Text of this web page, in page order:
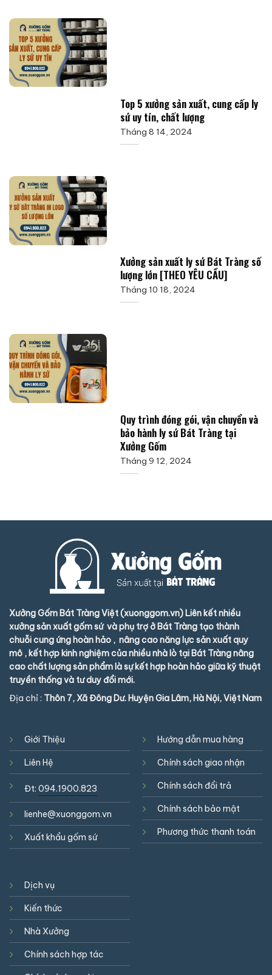
Top 5 xưởng sản xuất, cung cấp ly
sứ uy tín, chất lượng
Tháng 8 14, 2024
Xưởng sản xuất ly sứ Bát Tràng số
lượng lớn [THEO YÊU CẦU]
Tháng 10 18, 2024
Quy trình đóng gói, vận chuyển và
bảo hành ly sứ Bát Tràng tại
Xưởng Gốm
Tháng 9 12, 2024
Xưởng Gốm Bát Tràng Việt (xuonggom.vn) Liên kết nhiều
xưởng sản xuất gốm sứ và phụ trợ ở Bát Tràng tạo thành
chuỗi cung ứng hoàn hảo , nâng cao năng lực sản xuất quy
mô , kết hợp kinh nghiệm của nhiều nhà lò tại Bát Tràng nâng
cao chất lượng sản phẩm là sự kết hợp hoàn hảo giữa kỹ thuật
truyền thống và tư duy đổi mới.
Địa chỉ : Thôn 7, Xã Đông Dư. Huyện Gia Lâm, Hà Nội, Việt Nam
Giới Thiệu
Liên Hệ
Đt: 094.1900.823
lienhe@xuonggom.vn
Xuất khẩu gốm sứ
Hướng dẫn mua hàng
Chính sách giao nhận
Chính sách đổi trả
Chính sách bảo mật
Phương thức thanh toán
Dịch vụ
Kiến thức
Nhà Xưởng
Chính sách hợp tác